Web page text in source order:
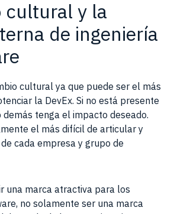
cultural y la
de ingeniería
cultural ya que puede ser el más
la DevEx. Si no está presente
tenga el impacto deseado.
el más difícil de articular y
cada empresa y grupo de
una marca atractiva para los
no solamente ser una marca